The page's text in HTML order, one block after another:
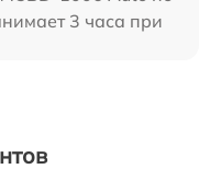
3 часа при